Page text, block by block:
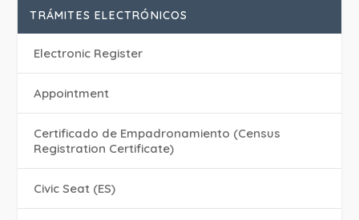
TRÁMITES ELECTRÓNICOS
Electronic Register
Appointment
Certificado de Empadronamiento (Census
Registration Certificate)
Civic Seat (ES)